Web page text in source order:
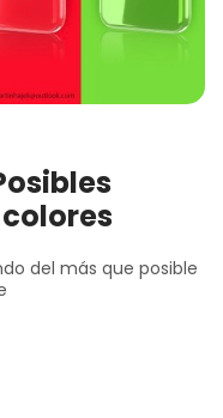
del más que posible